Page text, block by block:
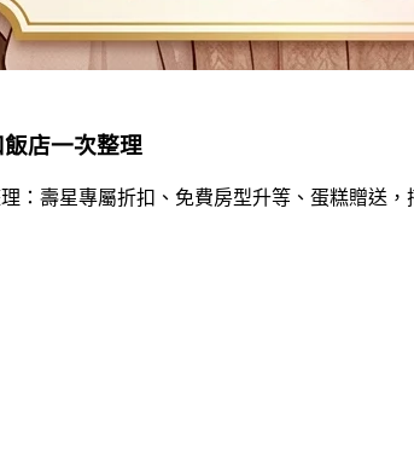
飯店一次整理
：壽星專屬折扣、免費房型升等、蛋糕贈送